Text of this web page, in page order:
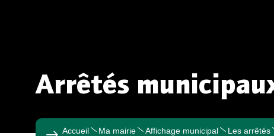
Arrêtés
Accueil Ma mairie Affichage municipal Les arrêtés